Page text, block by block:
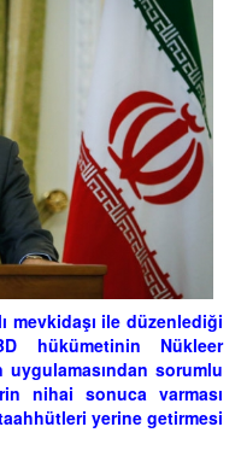
mevkidaşı ile düzenlediği
hükümetinin Nükleer
sorumlu
nihai sonuca varması
yerine getirmesi